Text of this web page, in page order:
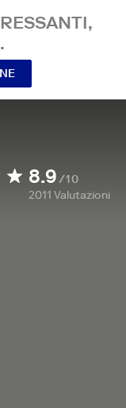
8.9/10
2011 Valutazioni